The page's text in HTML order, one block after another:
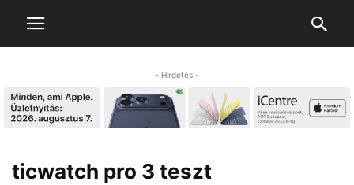
- Hirdetés -
ticwatch pro 3 teszt